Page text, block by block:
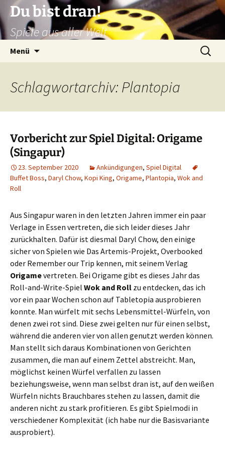
Zum
Inhalt
springen
Du bist dran!
Spiele aus aller Welt
Menü
Suchen
nach:
Schlagwortarchiv: Plantopia
Vorbericht zur Spiel Digital: Origame
(Singapur)
23. September 2020 Ankündigungen, Spiel Digital
Buffet Boss, Daryl Chow, Kopi King, Origame, Plantopia, Wok and
Roll
Aus Singapur waren in den letzten Jahren immer ein paar
Verlage in Essen vertreten, die sich leider dieses Jahr
zurückhalten. Dafür ist diesmal Daryl Chow, den einige
sicher von Spielen wie Das Artemis-Projekt, Overbooked
oder Remember our Trip kennen, mit seinem Verlag
Origamevertreten. Bei Origame gibt es dieses Jahr das
Roll-and-Write-Spiel Wok and Roll zu entdecken, das ich
vor ein paar Wochen schon auf Tabletopia ausprobieren
konnte. Man würfelt mit sechs Lebensmittel-Würfeln, von
denen zwei rot sind. Diese zwei gelten nur für einen selbst,
während die anderen vier von allen genutzt werden können.
Man stellt sich daraus Kombinationen von Gerichten
zusammen, die man auf einem Zettel abstreicht. Man,
möglichst keinen Würfel verfallen zu lassen
beziehungsweise, wenn man selbst dran ist, auf den weißen
Würfeln nichts Brauchbares stehen zu lassen, damit die
anderen nicht zu stark profitieren. Es gibt Spielmodi in
verschiedener Komplexität (ich habe nur die Basisvariante
ausprobiert).